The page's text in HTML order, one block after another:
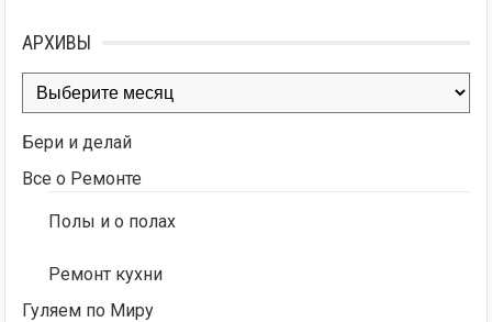
АРХИВЫ
Архивы
Бери и делай
Все о Ремонте
Полы и о полах
Ремонт кухни
Гуляем по Миру